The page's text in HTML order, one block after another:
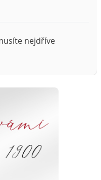
nejdříve